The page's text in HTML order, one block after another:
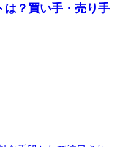
？買い手・売り手